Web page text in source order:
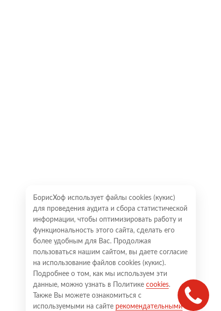
БорисХоф использует файлы cookies (кукиc)
для проведения аудита и сбора статистической
информации, чтобы оптимизировать работу и
функциональность этого сайта, сделать его
более удобным для Вас. Продолжая
пользоваться нашим сайтом, вы даете согласие
на использование файлов cookies (кукиc).
Подробнее о том, как мы используем эти
данные, можно узнать в Политике cookies.
Также Вы можете ознакомиться с
используемыми на сайте рекомендательными